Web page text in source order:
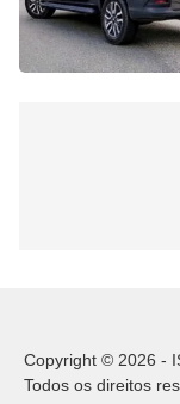
Copyright © 2026 -
Todos os direitos